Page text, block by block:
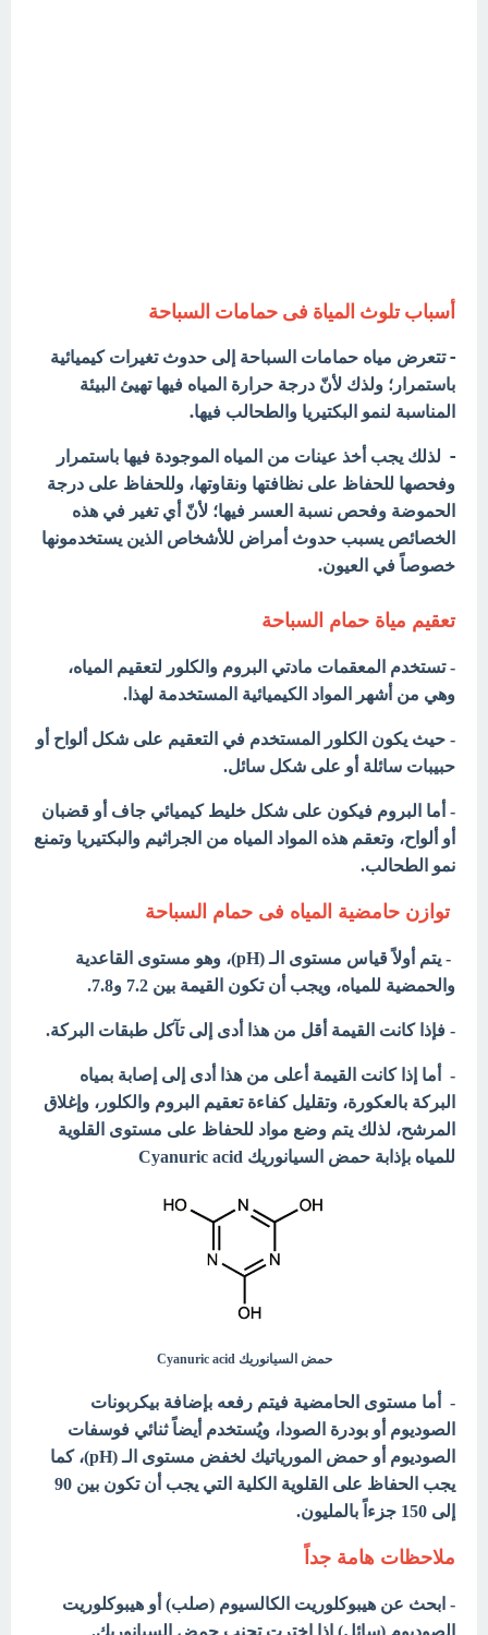
أسباب تلوث المياة فى حمامات السباحة
- تتعرض مياه حمامات السباحة إلى حدوث تغيرات كيميائية
باستمرار؛ ولذك لأنّ درجة حرارة المياه فيها تهيئ البيئة
المناسبة لنمو البكتيريا والطحالب فيها.
- لذلك يجب أخذ عينات من المياه الموجودة فيها باستمرار
وفحصها للحفاظ على نظافتها ونقاوتها، وللحفاظ على درجة
الحموضة وفحص نسبة العسر فيها؛ لأنّ أي تغير في هذه
الخصائص يسبب حدوث أمراض للأشخاص الذين يستخدمونها
خصوصاً في العيون.
تعقيم مياة حمام السباحة
- تستخدم المعقمات مادتي البروم والكلور لتعقيم المياه،
وهي من أشهر المواد الكيميائية المستخدمة لهذا.
- حيث يكون الكلور المستخدم في التعقيم على شكل ألواح أو
حبيبات سائلة أو على شكل سائل.
- أما البروم فيكون على شكل خليط كيميائي جاف أو قضبان
أو ألواح، وتعقم هذه المواد المياه من الجراثيم والبكتيريا وتمنع
نمو الطحالب.
توازن حامضية المياه فى حمام السباحة
- يتم أولاً قياس مستوى الـ (pH)، وهو مستوى القاعدية
والحمضية للمياه، ويجب أن تكون القيمة بين 7.2 و7.8.
- فإذا كانت القيمة أقل من هذا أدى إلى تآكل طبقات البركة.
- أما إذا كانت القيمة أعلى من هذا أدى إلى إصابة بمياه
البركة بالعكورة، وتقليل كفاءة تعقيم البروم والكلور، وإغلاق
المرشح، لذلك يتم وضع مواد للحفاظ على مستوى القلوية
للمياه بإذابة حمض السيانوريك Cyanuric acid
حمض السيانوريك Cyanuric acid
- أما مستوى الحامضية فيتم رفعه بإضافة بيكربونات
الصوديوم أو بودرة الصودا، ويُستخدم أيضاً ثنائي فوسفات
الصوديوم أو حمض المورياتيك لخفض مستوى الـ (pH)، كما
يجب الحفاظ على القلوية الكلية التي يجب أن تكون بين 90
إلى 150 جزءاً بالمليون.
ملاحظات هامة جداً
- ابحث عن هيبوكلوريت الكالسيوم (صلب) أو هيبوكلوريت
الصوديوم (سائل) إذا اخترت تجنب حمض السيانوريك.